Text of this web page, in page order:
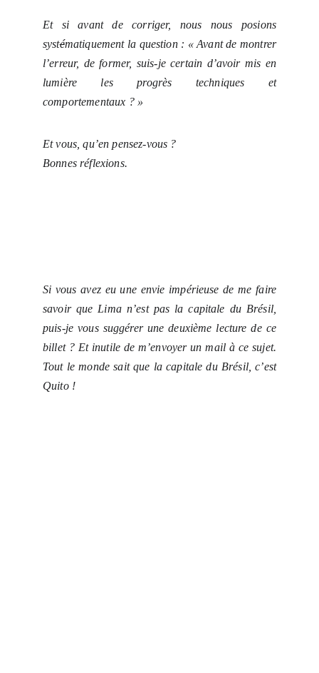
Et si avant de corriger, nous nous posions
systématiquement la question : « Avant de montrer
l’erreur, de former, suis-je certain d’avoir mis en
lumière les progrès techniques et
comportementaux ? »
Et vous, qu’en pensez-vous ?
Bonnes réflexions.
Si vous avez eu une envie impérieuse de me faire
savoir que Lima n’est pas la capitale du Brésil,
puis-je vous suggérer une deuxième lecture de ce
billet ? Et inutile de m’envoyer un mail à ce sujet.
Tout le monde sait que la capitale du Brésil, c’est
Quito !